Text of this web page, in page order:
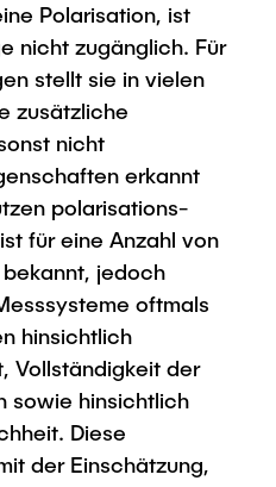
Polarisation, ist
nicht zugänglich. Für
stellt sie in vielen
zusätzliche
nicht
erkannt
polarisations-
für eine Anzahl von
jedoch
oftmals
hinsichtlich
Vollständigkeit der
sowie hinsichtlich
Diese
der Einschätzung,